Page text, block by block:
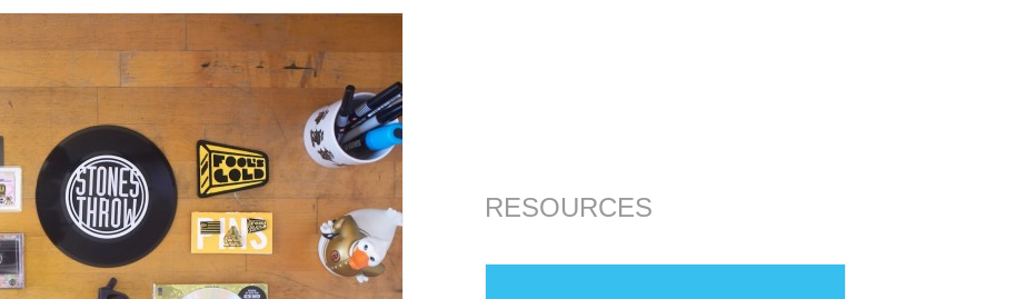
RESOURCES